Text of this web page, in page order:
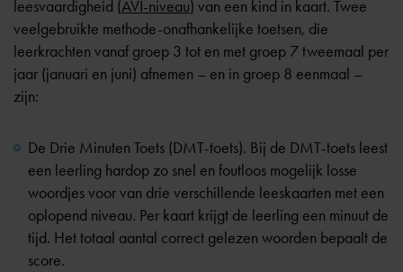
leesvaardigheid (AVI-niveau) van een kind in kaart. Twee
veelgebruikte methode-onafhankelijke toetsen, die
leerkrachten vanaf groep 3 tot en met groep 7 tweemaal per
jaar (januari en juni) afnemen – en in groep 8 eenmaal –
zijn:
De Drie Minuten Toets (DMT-toets). Bij de DMT-toets leest
een leerling hardop zo snel en foutloos mogelijk losse
woordjes voor van drie verschillende leeskaarten met een
oplopend niveau. Per kaart krijgt de leerling een minuut de
tijd. Het totaal aantal correct gelezen woorden bepaalt de
score.